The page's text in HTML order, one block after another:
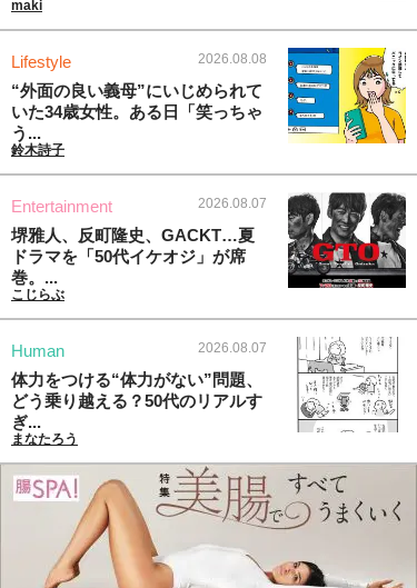
maki
Lifestyle 2026.08.08
“外面の良い義母”にいじめられて
いた34歳女性。ある日「笑っちゃ
う...
鈴木詩子
Entertainment 2026.08.07
堺雅人、反町隆史、GACKT…夏
ドラマを「50代イケオジ」が席
巻。...
こじらぶ
Human 2026.08.07
体力をつける“体力がない”問題、
どう乗り越える？50代のリアルす
ぎ...
まなたろう